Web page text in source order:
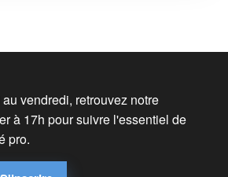
vendredi, retrouvez notre
à 17h pour suivre l'essentiel de
pro.